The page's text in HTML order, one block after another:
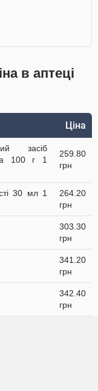
в аптеці
Ціна
засіб
100 г 1
259.80
грн
30 мл 1
264.20
грн
303.30
грн
341.20
грн
342.40
грн